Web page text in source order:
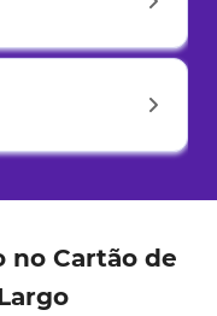
no Cartão de